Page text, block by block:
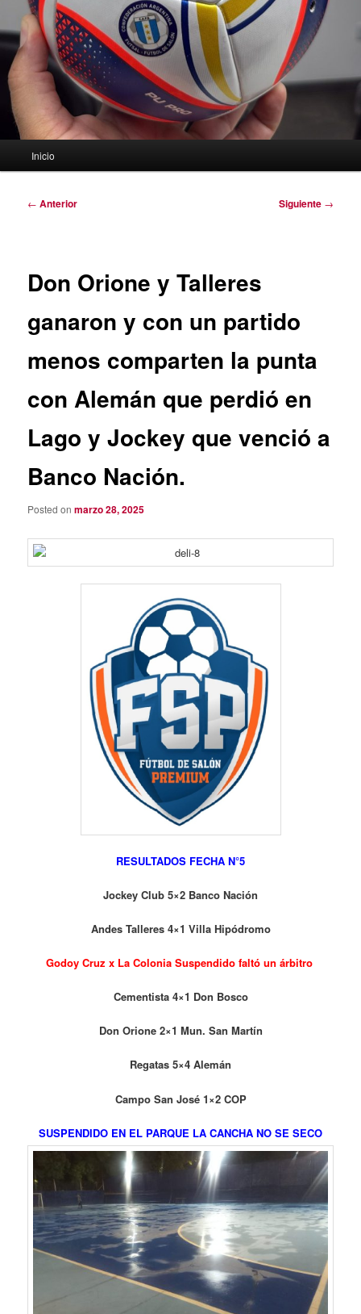
Inicio
Navegación
← Anterior Siguiente →
Don Orione y Talleres
ganaron y con un partido
menos comparten la punta
con Alemán que perdió en
Lago y Jockey que venció a
Banco Nación.
Posted onmarzo 28, 2025
RESULTADOS FECHA N°5
Jockey Club 5×2 Banco Nación
Andes Talleres 4×1 Villa Hipódromo
Godoy Cruz x La Colonia Suspendido faltó un árbitro
Cementista 4×1 Don Bosco
Don Orione 2×1 Mun. San Martín
Regatas 5×4 Alemán
Campo San José 1×2 COP
SUSPENDIDO EN EL PARQUE LA CANCHA NO SE SECO